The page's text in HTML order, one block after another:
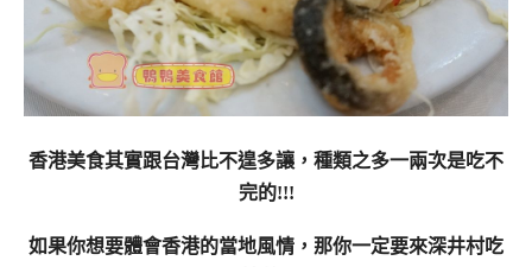
香港美食其實跟台灣比不遑多讓，種類之多一兩次是吃不
完的!!!
如果你想要體會香港的當地風情，那你一定要來深井村吃